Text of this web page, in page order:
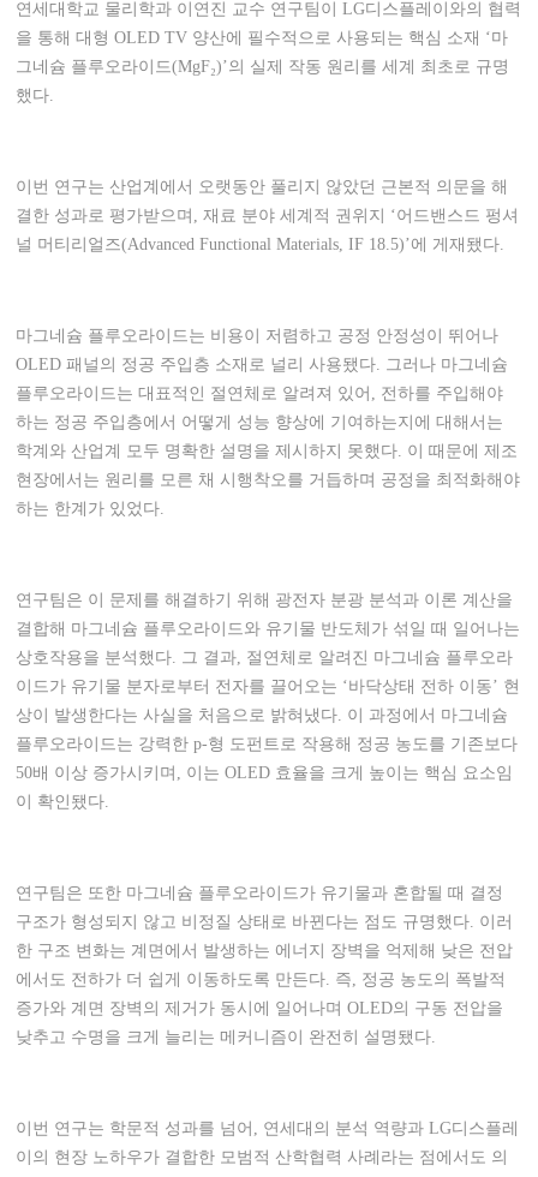
연세대학교 물리학과 이연진 교수 연구팀이 LG디스플레이와의 협력
을 통해 대형 OLED TV 양산에 필수적으로 사용되는 핵심 소재 ‘마
그네슘 플루오라이드(MgF₂)’의 실제 작동 원리를 세계 최초로 규명
했다.
이번 연구는 산업계에서 오랫동안 풀리지 않았던 근본적 의문을 해
결한 성과로 평가받으며, 재료 분야 세계적 권위지 ‘어드밴스드 펑셔
널 머티리얼즈(Advanced Functional Materials, IF 18.5)’에 게재됐다.
마그네슘 플루오라이드는 비용이 저렴하고 공정 안정성이 뛰어나
OLED 패널의 정공 주입층 소재로 널리 사용됐다. 그러나 마그네슘
플루오라이드는 대표적인 절연체로 알려져 있어, 전하를 주입해야
하는 정공 주입층에서 어떻게 성능 향상에 기여하는지에 대해서는
학계와 산업계 모두 명확한 설명을 제시하지 못했다. 이 때문에 제조
현장에서는 원리를 모른 채 시행착오를 거듭하며 공정을 최적화해야
하는 한계가 있었다.
연구팀은 이 문제를 해결하기 위해 광전자 분광 분석과 이론 계산을
결합해 마그네슘 플루오라이드와 유기물 반도체가 섞일 때 일어나는
상호작용을 분석했다. 그 결과, 절연체로 알려진 마그네슘 플루오라
이드가 유기물 분자로부터 전자를 끌어오는 ‘바닥상태 전하 이동’ 현
상이 발생한다는 사실을 처음으로 밝혀냈다. 이 과정에서 마그네슘
플루오라이드는 강력한 p-형 도펀트로 작용해 정공 농도를 기존보다
50배 이상 증가시키며, 이는 OLED 효율을 크게 높이는 핵심 요소임
이 확인됐다.
연구팀은 또한 마그네슘 플루오라이드가 유기물과 혼합될 때 결정
구조가 형성되지 않고 비정질 상태로 바뀐다는 점도 규명했다. 이러
한 구조 변화는 계면에서 발생하는 에너지 장벽을 억제해 낮은 전압
에서도 전하가 더 쉽게 이동하도록 만든다. 즉, 정공 농도의 폭발적
증가와 계면 장벽의 제거가 동시에 일어나며 OLED의 구동 전압을
낮추고 수명을 크게 늘리는 메커니즘이 완전히 설명됐다.
이번 연구는 학문적 성과를 넘어, 연세대의 분석 역량과 LG디스플레
이의 현장 노하우가 결합한 모범적 산학협력 사례라는 점에서도 의